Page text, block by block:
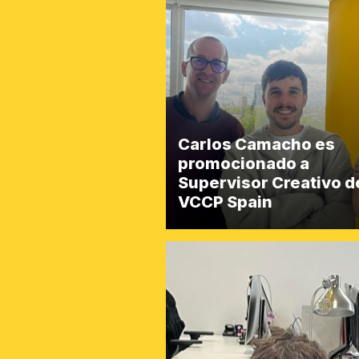
Carlos Camacho es
promocionado a
Supervisor Creativo
VCCP Spain